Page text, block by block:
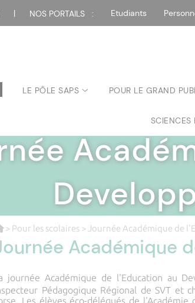
| NOS PORTAILS : Etudiants
LE PÔLE SAPS POUR LE GRAND
SCIENCES
> Pour les scolaires > Journée Académique de
Académique
journée Académique de l'Education au
Pédagogique Régional de SVT et
Les élèves éco-délégués de